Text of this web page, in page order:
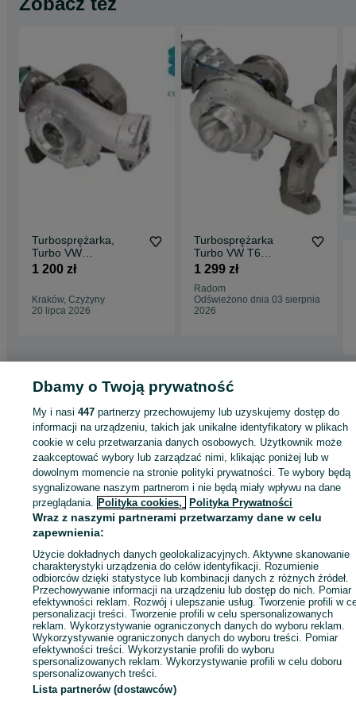
Turbosprężarka,
Turbo VW
Transporter T5,
1 200 zł
Kraków, Czyżyny
20 lipca 2026
Turbosprężarka
Turbo VW T6
Multivan 2.0 TDI 140
1 299 zł
Radom
Odświeżono dnia 03 sierpnia
2026
Strona główna Motoryzacja Części samochodowe
Osobowe - Stręgoborzyce
KATEGORIA
756691982 Wyświetlenia:
Zadzwoń / SMS Wyślij wiadomość
Dbamy o Twoją prywatność
My i nasi447 partnerzy przechowujemy lub uzyskujemy dostęp do
informacji na urządzeniu, takich jak unikalne identyfikatory w plikach
cookie w celu przetwarzania danych osobowych. Użytkownik może
zaakceptować wybory lub zarządzać nimi, klikając poniżej lub w
dowolnym momencie na stronie polityki prywatności. Te wybory będą
sygnalizowane naszym partnerom i nie będą miały wpływu na dane
przeglądania. Polityka cookies, Polityka Prywatności
Wraz z naszymi partnerami przetwarzamy dane w celu
zapewnienia:
Użycie dokładnych danych geolokalizacyjnych. Aktywne skanowanie
charakterystyki urządzenia do celów identyfikacji. Rozumienie
odbiorców dzięki statystyce lub kombinacji danych z różnych źródeł.
Przechowywanie informacji na urządzeniu lub dostęp do nich. Pomiar
efektywności reklam. Rozwój i ulepszanie usług. Tworzenie profili w
personalizacji treści. Tworzenie profili w celu spersonalizowanych
reklam. Wykorzystywanie ograniczonych danych do wyboru reklam.
Wykorzystywanie ograniczonych danych do wyboru treści. Pomiar
efektywności treści. Wykorzystanie profili do wyboru
spersonalizowanych reklam. Wykorzystywanie profili w celu doboru
spersonalizowanych treści.
Lista partnerów (dostawców)